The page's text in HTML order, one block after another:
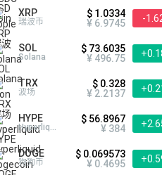
XRP
瑞波币
$ 1.0334
¥ 6.9745
-
SOL
Solana
$ 73.6035
¥ 496.75
TRX
波场
$ 0.328
¥ 2.2137
HYPE
Hyperliquid
$ 56.8967
¥ 384
DOGE
狗狗币
$ 0.069573
¥ 0.4695